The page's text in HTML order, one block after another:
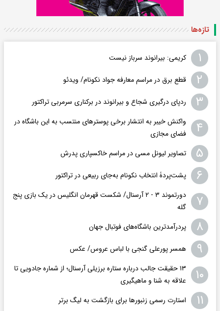
تازه‌ها
۱ کریمی: بیرانوند سرباز نیست
۲ قطع برق در مراسم معارفه جواد نکونام/ ویدئو
۳ ردپای درگیری شجاع و بیرانوند در برکناری سرمربی تراکتور
۴
واکنش خیبر به انتشار برخی پوسترهای منتسب به این باشگاه در
فضای مجازی
۵ تصاویر لیونل مسی در مراسم خاکسپاری پدرش
۶ پشت‌پردۀ انتخاب نکونام به‌جای ربیعی در ترا‌کتور
۷
دورتموند ۳ - ۲ آرسنال/ شکست قهرمان انگلیس در یک بازی پنج
گله
۸ پردرآمدترین باشگاه‌های فوتبال جهان
۹ همسر پورعلی گنجی با لباس عروس/ عکس
۱۰
۱۳ حقیقت جالب درباره ستاره برزیلی آرسنال؛ از شماره جادویی تا
علاقه به شنا و ماهیگیری
۱۱ استارت رسمی زنبورها برای بازگشت به لیگ برتر